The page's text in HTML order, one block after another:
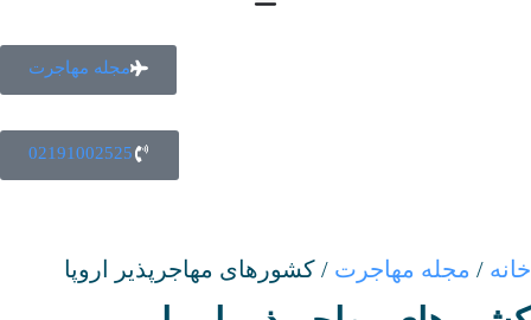
مجله مهاجرت
02191002525
/مجله مهاجرت/کشورهای مهاجرپذیر اروپا